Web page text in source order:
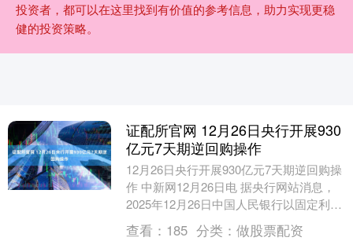
投资者，都可以在这里找到有价值的参考信息，助力实现更稳
健的投资策略。
证配所官网 12月26日央行开展930
亿元7天期逆回购操作
12月26日央行开展930亿元7天期逆回购操
作 中新网12月26日电 据央行网站消息，
2025年12月26日中国人民银行以固定利
率、数量招标方式开展了930亿元....
查看： 185 分类： 做股票配资